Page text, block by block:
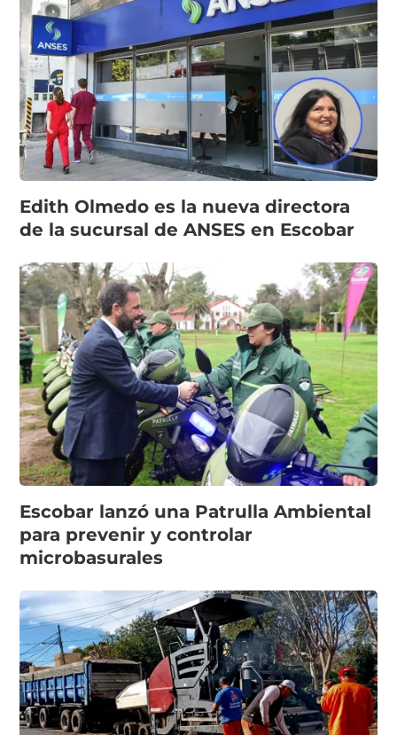
Edith Olmedo es la nueva directora
de la sucursal de ANSES en Escobar
Escobar lanzó una Patrulla Ambiental
para prevenir y controlar
microbasurales